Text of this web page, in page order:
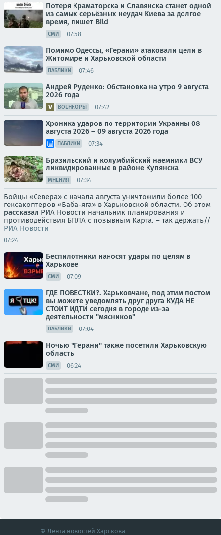
Потеря Краматорска и Славянска станет одной
из самых серьёзных неудач Киева за долгое
время, пишет Bild
СМИ 07:58
Помимо Одессы, «Герани» атаковали цели в
Житомире и Харьковской области
ПАБЛИКИ 07:46
Андрей Руденко: Обстановка на утро 9 августа
2026 года
ВОЕНКОРЫ 07:42
Хроника ударов по территории Украины 08
августа 2026 – 09 августа 2026 года
ПАБЛИКИ 07:34
Бразильский и колумбийский наемники ВСУ
ликвидированные в районе Купянска
МНЕНИЯ 07:34
Бойцы «Севера» с начала августа уничтожили более 100
гексакоптеров «Баба-яга» в Харьковской области. Об этом
рассказал РИА Новости начальник планирования и
противодействия БПЛА с позывным Карта. – так держать//
РИА Новости
07:24
Беспилотники наносят удары по целям в
Харькове
СМИ 07:09
ГДЕ ПОВЕСТКИ?. Харьковчане, под этим постом
вы можете уведомлять друг друга КУДА НЕ
СТОИТ ИДТИ сегодня в городе из-за
деятельности "мясников"
ПАБЛИКИ 07:04
Ночью "Герани" также посетили Харьковскую
область
СМИ 06:24
© Лента новостей Харькова